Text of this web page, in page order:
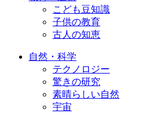
こども豆知識
子供の教育
古人の知恵
自然・科学
テクノロジー
驚きの研究
素晴らしい自然
宇宙